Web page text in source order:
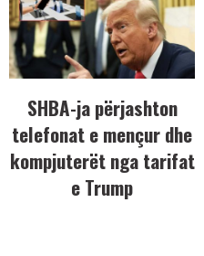
SHBA-ja përjashton
telefonat e mençur dhe
kompjuterët nga tarifat
e Trump